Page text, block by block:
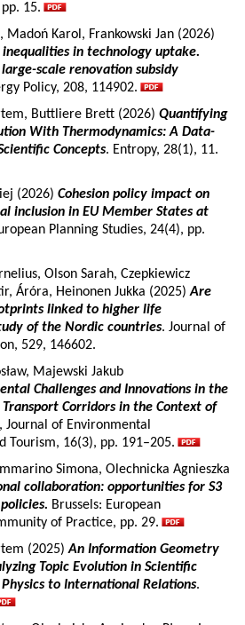
15.
Madoń Karol, Frankowski Jan (2026)
in technology uptake.
scale renovation subsidy
Policy, 208, 114902.
Buttliere Brett (2026) Quantifying
With Thermodynamics: A Data-
Concepts. Entropy, 28(1), 11.
(2026) Cohesion policy impact on
inclusion in EU Member States at
Planning Studies, 24(4), pp.
Olson Sarah, Czepkiewicz
Áróra, Heinonen Jukka (2025)Are
linked to higher life
of the Nordic countries. Journal of
529, 146602.
Majewski Jakub
Challenges and Innovations in the
Transport Corridors in the Context of
, Journal of Environmental
Tourism, 16(3), pp. 191–205.
Simona, Olechnicka Agnieszka
collaboration: opportunities for S3
Brussels: European
of Practice, pp. 29.
(2025)An Information Geometry
Topic Evolution in Scientific
to International Relations.